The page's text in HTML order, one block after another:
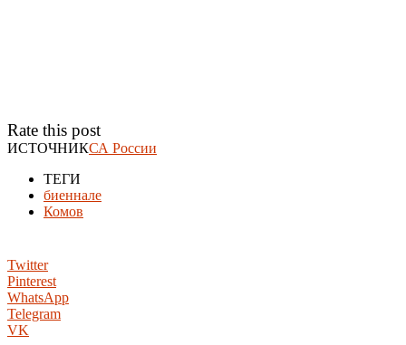
Rate this post
ИСТОЧНИКСА России
ТЕГИ
биеннале
Комов
Twitter
Pinterest
WhatsApp
Telegram
VK